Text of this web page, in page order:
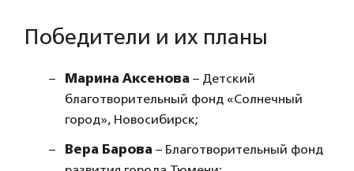
Победители и их планы
Марина Аксенова – Детский
благотворительный фонд «Солнечный
город», Новосибирск;
Вера Барова – Благотворительный фонд